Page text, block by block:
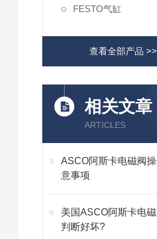
FESTO气缸
查看全部产品 >>
相关文章
ARTICLES
ASCO阿斯卡电磁阀
意事项
美国ASCO阿斯卡电
判断好坏?